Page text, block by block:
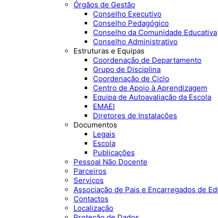
Órgãos de Gestão
Conselho Executivo
Conselho Pedagógico
Conselho da Comunidade Educativa
Conselho Administrativo
Estruturas e Equipas
Coordenação de Departamento
Grupo de Disciplina
Coordenação de Ciclo
Centro de Apoio à Aprendizagem
Equipa de Autoavaliação da Escola
EMAEI
Diretores de Instalações
Documentos
Legais
Escola
Publicações
Pessoal Não Docente
Parceiros
Serviços
Associação de Pais e Encarregados de
Contactos
Localização